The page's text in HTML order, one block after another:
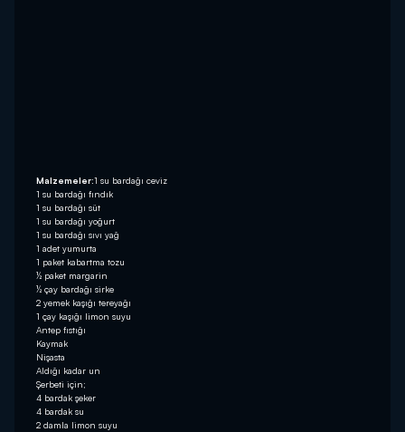
Malzemeler:1 su bardağı ceviz
1 su bardağı fındık
1 su bardağı süt
1 su bardağı yoğurt
1 su bardağı sıvı yağ
1 adet yumurta
1 paket kabartma tozu
½ paket margarin
½ çay bardağı sirke
2 yemek kaşığı tereyağı
1 çay kaşığı limon suyu
Antep fıstığı
Kaymak
Nişasta
Aldığı kadar un
Şerbeti için;
4 bardak şeker
4 bardak su
2 damla limon suyu